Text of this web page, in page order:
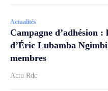
Actualités
Campagne d’adhésion
d’Éric Lubamba Ngimbi
membres
Actu Rdc